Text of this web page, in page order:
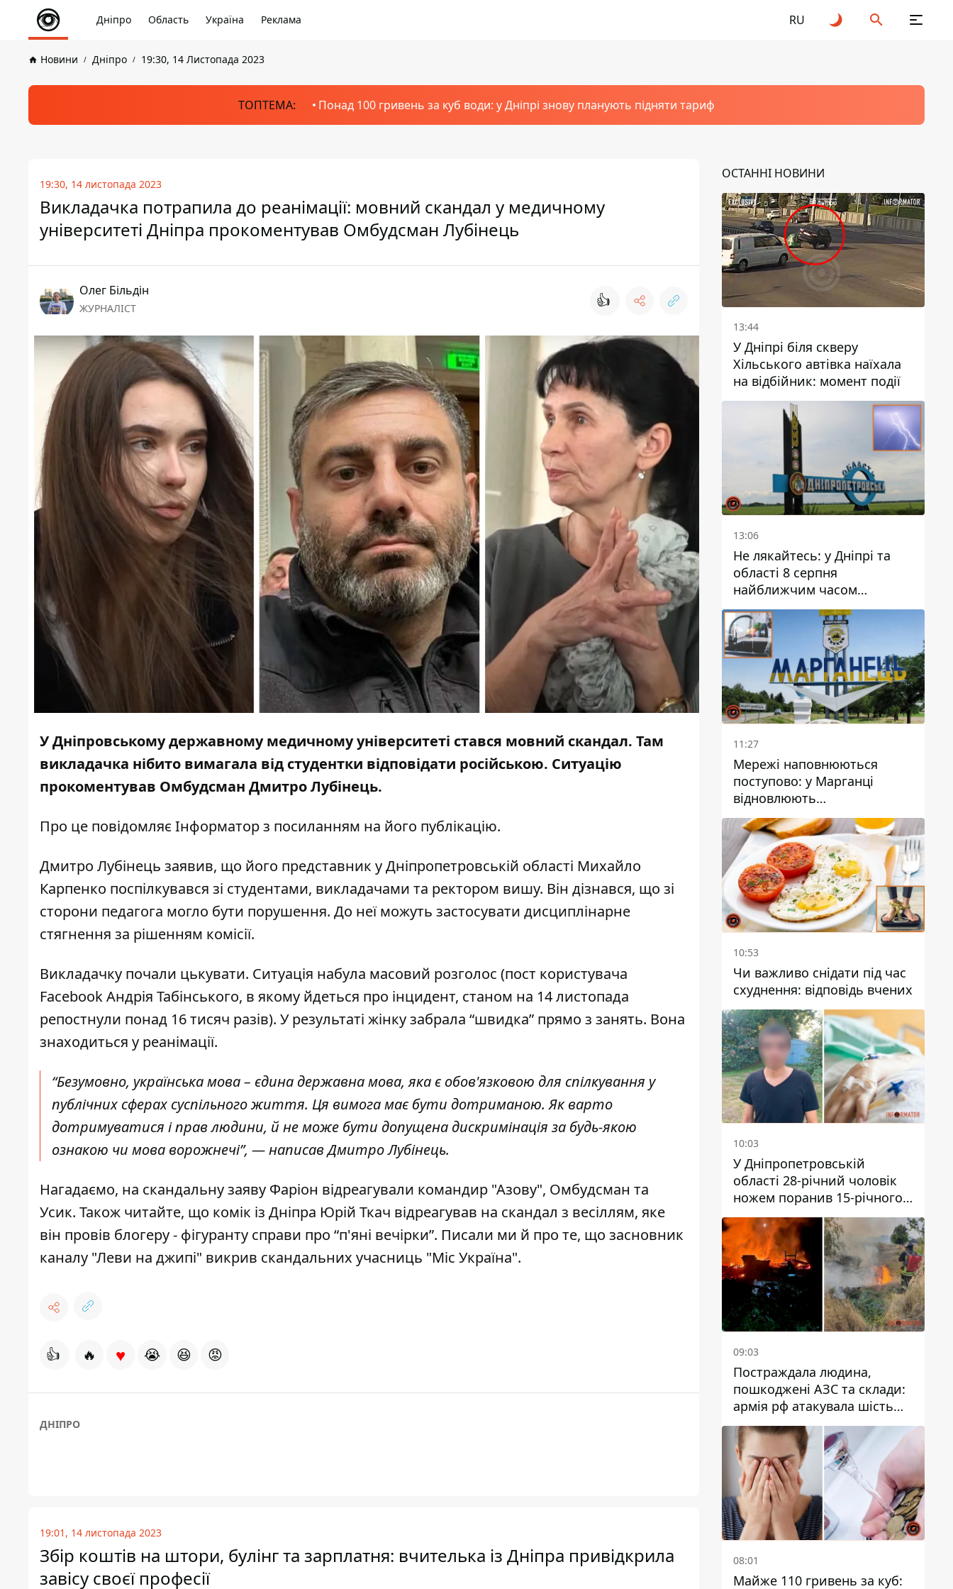
Дніпро Область Україна Реклама RU
Новини Дніпро 19:30, 14 Листопада 2023
ТОПТЕМА: Понад 100 гривень за куб води: у Дніпрі знову планують підняти тариф
19:30, 14 листопада 2023
Викладачка потрапила до реанімації: мовний скандал у медичному
університеті Дніпра прокоментував Омбудсман Лубінець
Олег Більдін
ЖУРНАЛІСТ 👍
У Дніпровському державному медичному університеті стався мовний скандал. Там
викладачка нібито вимагала від студентки відповідати російською. Ситуацію
прокоментував Омбудсман Дмитро Лубінець.
Про це повідомляє Інформатор з посиланням на його публікацію.
Дмитро Лубінець заявив, що його представник у Дніпропетровській області Михайло
Карпенко поспілкувався зі студентами, викладачами та ректором вишу. Він дізнався, що зі
сторони педагога могло бути порушення. До неї можуть застосувати дисциплінарне
стягнення за рішенням комісії.
Викладачку почали цькувати. Ситуація набула масовий розголос (пост користувача
Facebook Андрія Табінського, в якому йдеться про інцидент, станом на 14 листопада
репостнули понад 16 тисяч разів). У результаті жінку забрала “швидка” прямо з занять. Вона
знаходиться у реанімації.
“Безумовно, українська мова – єдина державна мова, яка є обов'язковою для спілкування у
публічних сферах суспільного життя. Ця вимога має бути дотриманою. Як варто
дотримуватися і прав людини, й не може бути допущена дискримінація за будь-якою
ознакою чи мова ворожнечі”, — написав Дмитро Лубінець.
Нагадаємо, на скандальну заяву Фаріон відреагували командир "Азову", Омбудсман та
Усик. Також читайте, що комік із Дніпра Юрій Ткач відреагував на скандал з весіллям, яке
він провів блогеру - фігуранту справи про “п'яні вечірки”. Писали ми й про те, що засновник
каналу "Леви на джипі" викрив скандальних учасниць "Міс Україна".
👍 🔥 ♥ 😭 😆 😡
ДНІПРО
19:01, 14 листопада 2023
Збір коштів на штори, булінг та зарплатня: вчителька із Дніпра привідкрила
завісу своєї професії
ОСТАННІ НОВИНИ
13:44
У Дніпрі біля скверу
Хільського автівка наїхала
на відбійник: момент події
13:06
Не лякайтесь: у Дніпрі та
області 8 серпня
найближчим часом
очікується гроза
11:27
Мережі наповнюються
поступово: у Марганці
відновлюють
водопостачання
10:53
Чи важливо снідати під час
схуднення: відповідь вчених
10:03
У Дніпропетровській
області 28-річний чоловік
ножем поранив 15-річного
хлопця
09:03
Постраждала людина,
пошкоджені АЗС та склади:
армія рф атакувала шість
районів Дніпропетровської
області
08:01
Майже 110 гривень за куб: